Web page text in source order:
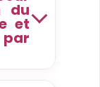
du
et